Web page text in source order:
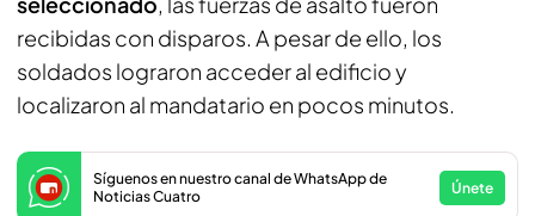
recibidas con disparos. A pesar de ello, los
soldados lograron acceder al edificio y
localizaron al mandatario en pocos minutos.
Síguenos en nuestro canal de WhatsApp de
Noticias Cuatro
Únete